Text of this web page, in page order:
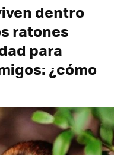
dentro
ratones
para
¿cómo